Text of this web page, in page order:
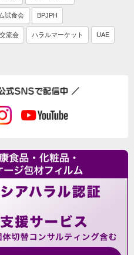
試食会 BPJPH
流会 ハラルマーケット UAE